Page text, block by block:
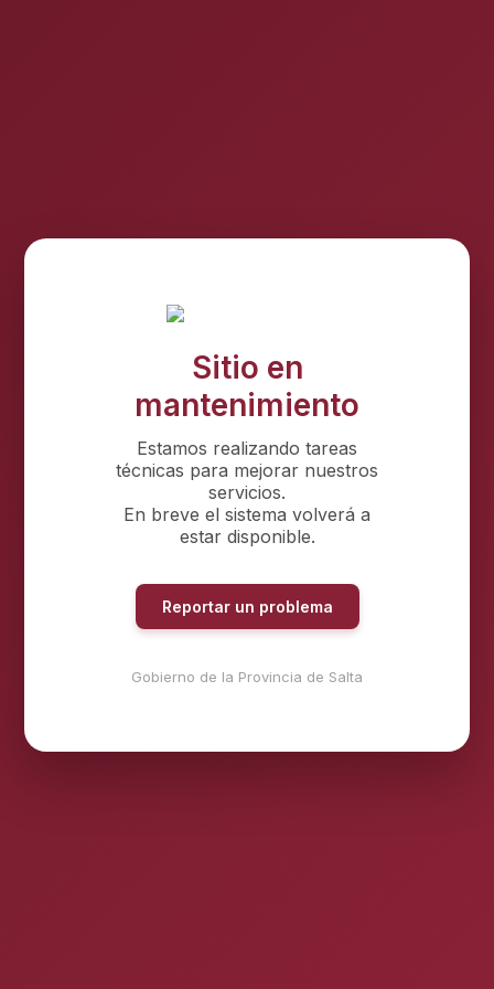
Sitio en
mantenimiento
Estamos realizando tareas
técnicas para mejorar nuestros
servicios.
En breve el sistema volverá a
estar disponible.
Reportar un problema
Gobierno de la Provincia de Salta